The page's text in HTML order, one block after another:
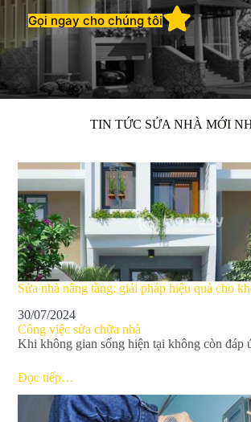
Gọi ngay cho chúng tôi
TIN TỨC SỬA NHÀ MỚI
Sửa nhà nâng tầng: giải pháp hiệu quả cho
30/07/2024
Công việc sửa chữa nhà
Khi không gian sống hiện tại không còn
Đọc tiếp…